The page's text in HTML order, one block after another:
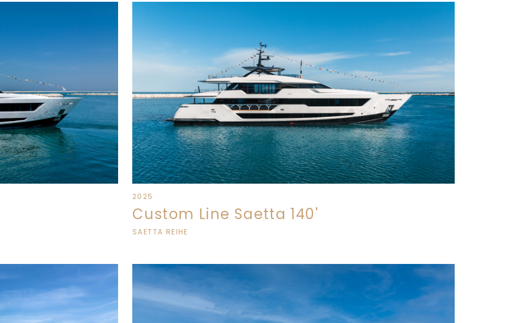
2025
Custom Line Saetta 140'
SAETTA REIHE